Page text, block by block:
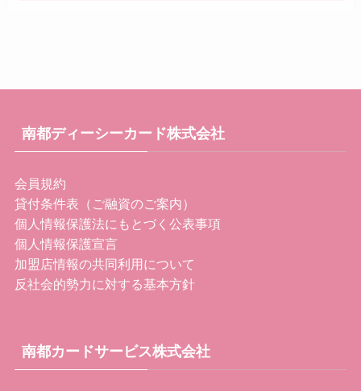
南都ディーシーカード株式会社
会員規約
貸付条件表（ご融資のご案内）
個人情報保護法にもとづく公表事項
個人情報保護宣言
加盟店情報の共同利用について
反社会的勢力に対する基本方針
南都カードサービス株式会社